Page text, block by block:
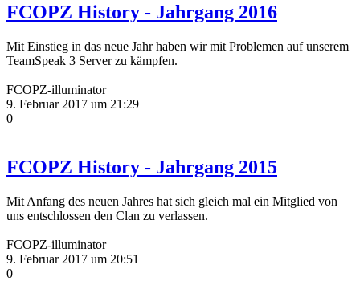
FCOPZ History - Jahrgang 2016
Mit Einstieg in das neue Jahr haben wir mit Problemen auf unserem
TeamSpeak 3 Server zu kämpfen.
FCOPZ-illuminator
9. Februar 2017 um 21:29
0
FCOPZ History - Jahrgang 2015
Mit Anfang des neuen Jahres hat sich gleich mal ein Mitglied von
uns entschlossen den Clan zu verlassen.
FCOPZ-illuminator
9. Februar 2017 um 20:51
0